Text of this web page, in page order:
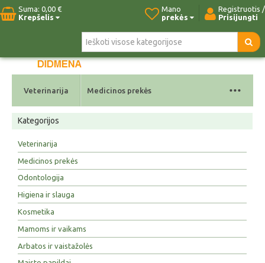
Suma: 0,00 €
Krepšelis
Registruotis /
Prisijungti
Mano
prekės
Pradžia Naujos prekės Kontaktai
Veterinarija Medicinos prekės ...
Kategorijos
Veterinarija
Medicinos prekės
Odontologija
Higiena ir slauga
Kosmetika
Mamoms ir vaikams
Arbatos ir vaistažolės